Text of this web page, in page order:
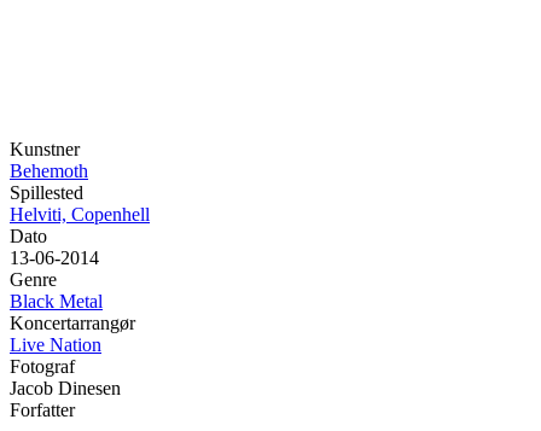
Kunstner
Behemoth
Spillested
Helviti, Copenhell
Dato
13-06-2014
Genre
Black Metal
Koncertarrangør
Live Nation
Fotograf
Jacob Dinesen
Forfatter